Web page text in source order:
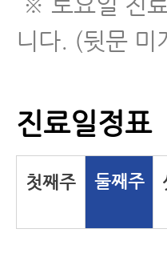
니다. (뒷문 미
진료일정표
첫째주 둘째주